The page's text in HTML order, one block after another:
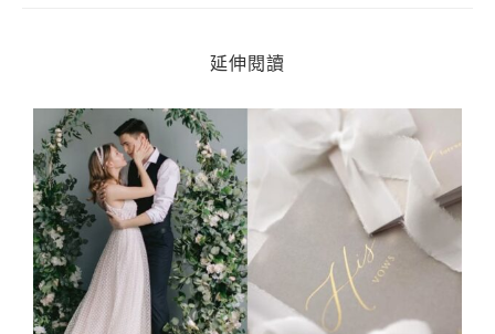
延伸閱讀